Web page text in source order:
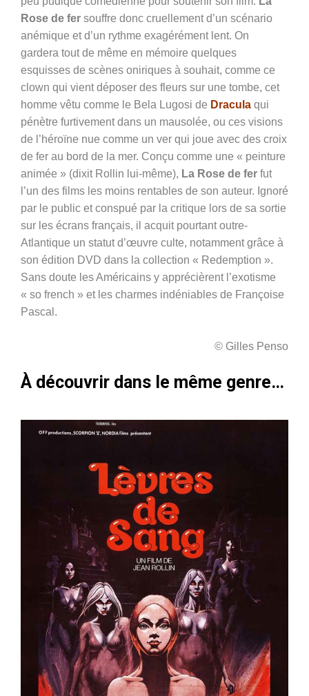
Rose de fer souffre donc cruellement d’un scénario
anémique et d’un rythme exagérément lent. On
gardera tout de même en mémoire quelques
esquisses de scènes oniriques à souhait, comme ce
clown qui vient déposer des fleurs sur une tombe, cet
homme vêtu comme le Bela Lugosi de Dracula qui
pénètre furtivement dans un mausolée, ou ces visions
de l’héroïne nue comme un ver qui joue avec des croix
de fer au bord de la mer. Conçu comme une « peinture
animée » (dixit Rollin lui-même), La Rose de fer fut
l’un des films les moins rentables de son auteur. Ignoré
par le public et conspué par la critique lors de sa sortie
sur les écrans français, il acquit pourtant outre-
Atlantique un statut d’œuvre culte, notamment grâce à
son édition DVD dans la collection « Redemption ».
Sans doute les Américains y apprécièrent l’exotisme
« so french » et les charmes indéniables de Françoise
Pascal.
© Gilles Penso
À découvrir dans le même genre…